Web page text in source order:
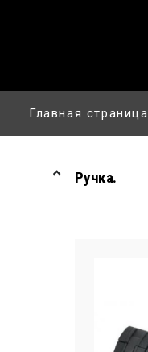
Главная страница
Ручка.